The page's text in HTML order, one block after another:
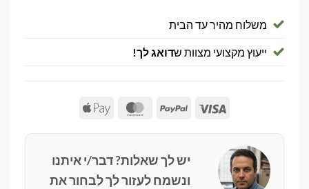
משלוח מהיר עד הבית
ייעוץ מקצועי מצוות שדואג לך!
Visa
PayPal
MasterCard
Apple
יש לך שאלות? דבר/י איתנו
ונשמח לעזור לך לבחור את